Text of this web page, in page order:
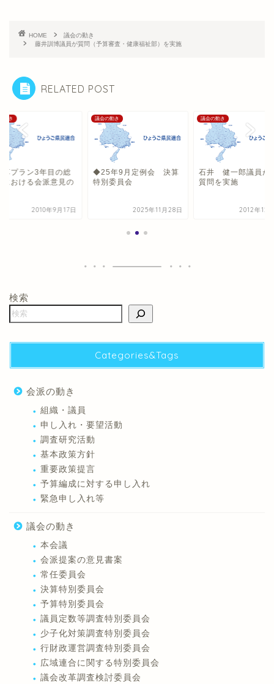
HOME
議会の動き
藤井訓博議員が質問（予算審査・健康福祉部）を実施
RELATED POST
動き
革プラン3年目の総
における会派意見の
2010年9月17日
議会の動き
◆25年9月定例会 決算
特別委員会
2025年11月28日
議会の動き
石井 健一郎議員が
質問を実施
2012年12
検索
Categories&Tags
会派の動き
組織・議員
申し入れ・要望活動
調査研究活動
基本政策方針
重要政策提言
予算編成に対する申し入れ
緊急申し入れ等
議会の動き
本会議
会派提案の意見書案
常任委員会
決算特別委員会
予算特別委員会
議員定数等調査特別委員会
少子化対策調査特別委員会
行財政運営調査特別委員会
広域連合に関する特別委員会
議会改革調査検討委員会